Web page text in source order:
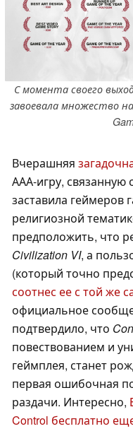
С момента своего
завоевала множество
Вчерашняя
ААА-игру,
заставила геймеров
религиозной
предположить, что
Civilization VI, а
(который точно
соотнес ее с той же
официальное
подтвердило, что
повествованием и
геймплея, станет
первая ошибочная
раздачи. Интересно,
Control бесплатно